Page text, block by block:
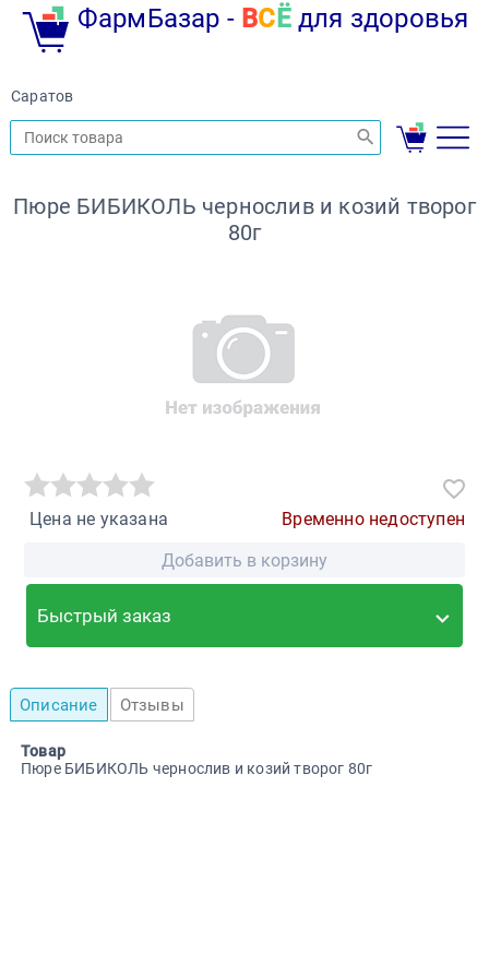
ФармБазар - ВС Ёдля здоровья
Саратов
Пюре БИБИКОЛЬ чернослив и козий творог
80г
Цена не указана
Временно недоступен
Добавить в корзину
Быстрый заказ
Описание Отзывы
Товар
Пюре БИБИКОЛЬ чернослив и козий творог 80г